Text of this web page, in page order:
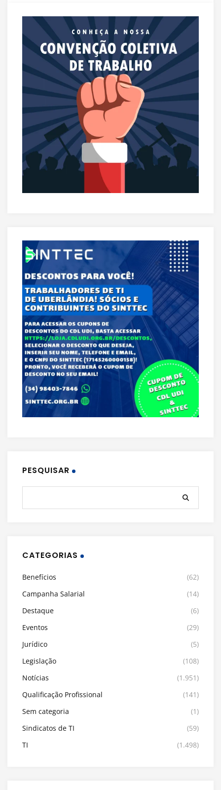
PESQUISAR
CATEGORIAS
Benefícios
(62)
Campanha Salarial
(14)
Destaque
(6)
Eventos
(29)
Jurídico
(5)
Legislação
(108)
Notícias
(1.951)
Qualificação Profissional
(141)
Sem categoria
(1)
Sindicatos de TI
(59)
TI
(1.498)